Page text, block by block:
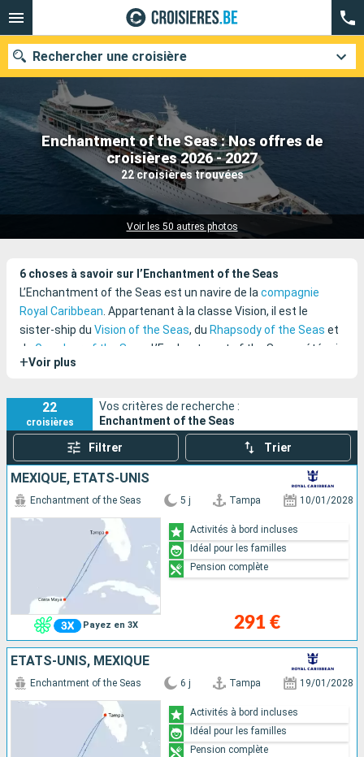
Enchantment of the Seas : Nos offres de
croisières 2026 - 2027
22 croisières trouvées
Voir les 50 autres photos
Rechercher une croisière
Nos destinations
Mois de départ
Compagnies
6 choses à savoir sur l’Enchantment of the Seas
L’Enchantment of the Seas est un navire de lacompagnie
Royal Caribbean. Appartenant à la classe Vision, il est le
sister-ship du Vision of the Seas, du Rhapsody of the Seas et
du Grandeur of the Seas
. L’Enchantment of the Seas a été mis
en service en 1997, agrandi en 2005 et rénové en 2012.
+Voir plus
22
croisières
Vos critères de recherche :
Enchantment of the Seas
Filtrer Trier
MEXIQUE, ÉTATS-UNIS
Payez en 3X
Enchantment of the Seas 5 j Tampa 10/01/2028
291 €
Activités à bord incluses
Idéal pour les familles
Pension complète
ÉTATS-UNIS, MEXIQUE
Enchantment of the Seas 6 j Tampa 19/01/2028
Activités à bord incluses
Idéal pour les familles
Pension complète